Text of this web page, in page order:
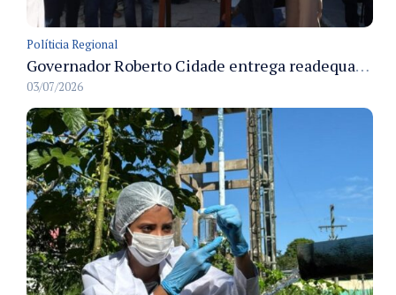
Políticia Regional
Governador Roberto Cidade entrega readequação do ambulatório da FCecon e amplia capacidade de atendimento oncológico em Manaus
03/07/2026